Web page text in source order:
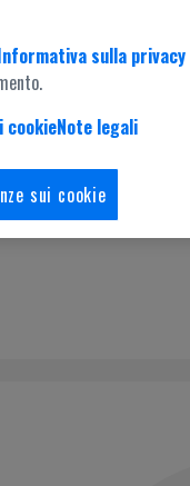
sulla privacy
cookieNote legali
sui cookie